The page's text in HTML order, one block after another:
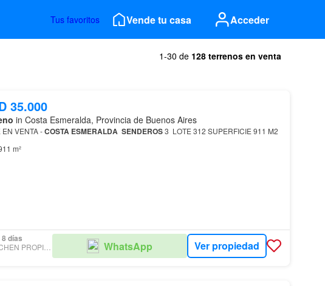
Tus favoritos Vende tu casa Acceder
1-30 de 128 terrenos en venta
35.000
in Costa Esmeralda, Provincia de Buenos Aires
EN VENTA -COSTA ESMERALDA SENDEROS
3 LOTE 312 SUPERFICIE 911 M2
m²
días
MOSCHEN PROPIEDADES WhatsApp Ver propiedad